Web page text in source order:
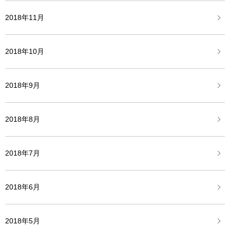
2018年11月
2018年10月
2018年9月
2018年8月
2018年7月
2018年6月
2018年5月